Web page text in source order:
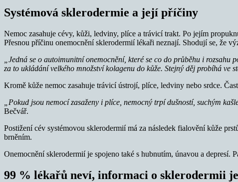
Systémová sklerodermie a její příčiny
Nemoc zasahuje cévy, kůži, ledviny, plíce a trávicí trakt. Po jejím
Přesnou příčinu onemocnění sklerodermií lékaři neznají. Shodují se, že
„Jedná se o autoimunitní onemocnění, které se co do průběhu i
za to ukládání velkého množství kolagenu do kůže. Stejný děj probíhá ve
Kromě kůže nemoc zasahuje trávicí ústrojí, plíce, ledviny nebo srdce.
„Pokud jsou nemocí zasaženy i plíce, nemocný trpí dušností, suchým
Bečvář.
Postižení cév systémovou sklerodermií má za následek fialovění kůže
brněním.
Onemocnění sklerodermií je spojeno také s hubnutím, únavou a depresí.
99 % lékařů neví, informaci o sklerodermii